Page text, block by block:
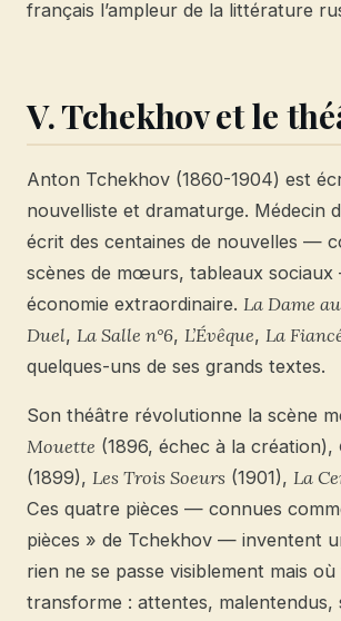
français l’ampleur de la littérature
V. Tchekhov et le
Anton Tchekhov (1860-1904) est
nouvelliste et dramaturge. Médecin
écrit des centaines de nouvelles —
scènes de mœurs, tableaux sociaux
économie extraordinaire. La Dame
Duel, La Salle n°6, L’Évêque, La
quelques-uns de ses grands textes.
Son théâtre révolutionne la scène
Mouette (1896, échec à la création),
(1899), Les Trois Soeurs (1901), La
Ces quatre pièces — connues
pièces » de Tchekhov — inventent
rien ne se passe visiblement mais
transforme : attentes, malentendus,